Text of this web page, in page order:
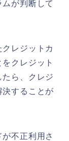
が判断して
レジットカ
クレジット
ら、クレジ
決することが
不正利用さ